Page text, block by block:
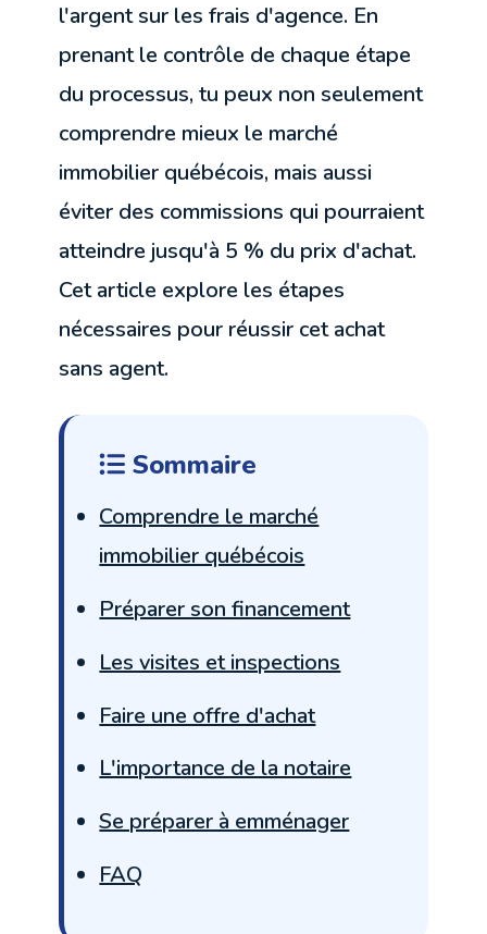
l'argent sur les frais d'agence. En
prenant le contrôle de chaque étape
du processus, tu peux non seulement
comprendre mieux le marché
immobilier québécois, mais aussi
éviter des commissions qui pourraient
atteindre jusqu'à 5 % du prix d'achat.
Cet article explore les étapes
nécessaires pour réussir cet achat
sans agent.
Sommaire
Comprendre le marché
immobilier québécois
Préparer son financement
Les visites et inspections
Faire une offre d'achat
L'importance de la notaire
Se préparer à emménager
FAQ